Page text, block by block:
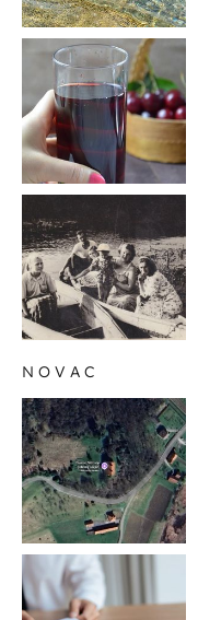
NOVAC